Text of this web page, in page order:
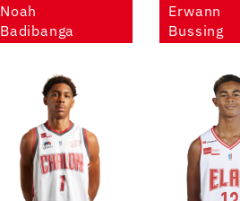
Noah
Badibanga
Erwann
Bussing